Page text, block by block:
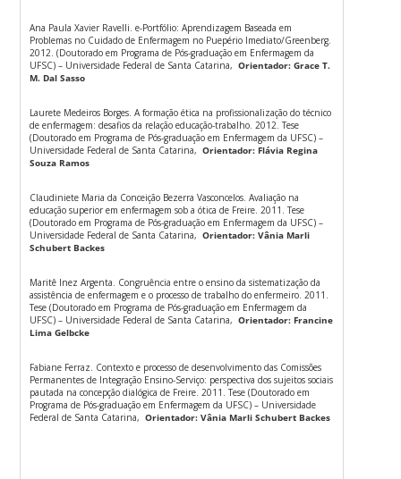
Ana Paula Xavier Ravelli. e-Portfólio: Aprendizagem Baseada em
Problemas no Cuidado de Enfermagem no Puepério Imediato/Greenberg.
2012. (Doutorado em Programa de Pós-graduação em Enfermagem da
UFSC) – Universidade Federal de Santa Catarina,Orientador: Grace T.
M. Dal Sasso
Laurete Medeiros Borges. A formação ética na profissionalização do técnico
de enfermagem: desafios da relação educação-trabalho. 2012. Tese
(Doutorado em Programa de Pós-graduação em Enfermagem da UFSC) –
Universidade Federal de Santa Catarina,Orientador: Flávia Regina
Souza Ramos
Claudiniete Maria da Conceição Bezerra Vasconcelos. Avaliação na
educação superior em enfermagem sob a ótica de Freire. 2011. Tese
(Doutorado em Programa de Pós-graduação em Enfermagem da UFSC) –
Universidade Federal de Santa Catarina,Orientador: Vânia Marli
Schubert Backes
Maritê Inez Argenta. Congruência entre o ensino da sistematização da
assistência de enfermagem e o processo de trabalho do enfermeiro. 2011.
Tese (Doutorado em Programa de Pós-graduação em Enfermagem da
UFSC) – Universidade Federal de Santa Catarina,Orientador: Francine
Lima Gelbcke
Fabiane Ferraz. Contexto e processo de desenvolvimento das Comissões
Permanentes de Integração Ensino-Serviço: perspectiva dos sujeitos sociais
pautada na concepção dialógica de Freire. 2011. Tese (Doutorado em
Programa de Pós-graduação em Enfermagem da UFSC) – Universidade
Federal de Santa Catarina,Orientador: Vânia Marli Schubert Backes